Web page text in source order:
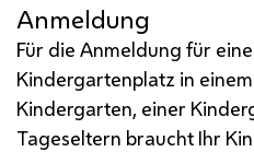
Anmeldung
Für die Anmeldung für
Kindergartenplatz in
Kindergarten, einer
Tageseltern braucht Ihr